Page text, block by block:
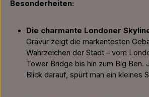
Besonderheiten:
Die charmante Londoner
Gravur zeigt die markantesten
Wahrzeichen der Stadt – vom
Tower Bridge bis hin zum Big Ben.
Blick darauf, spürt man ein kleines